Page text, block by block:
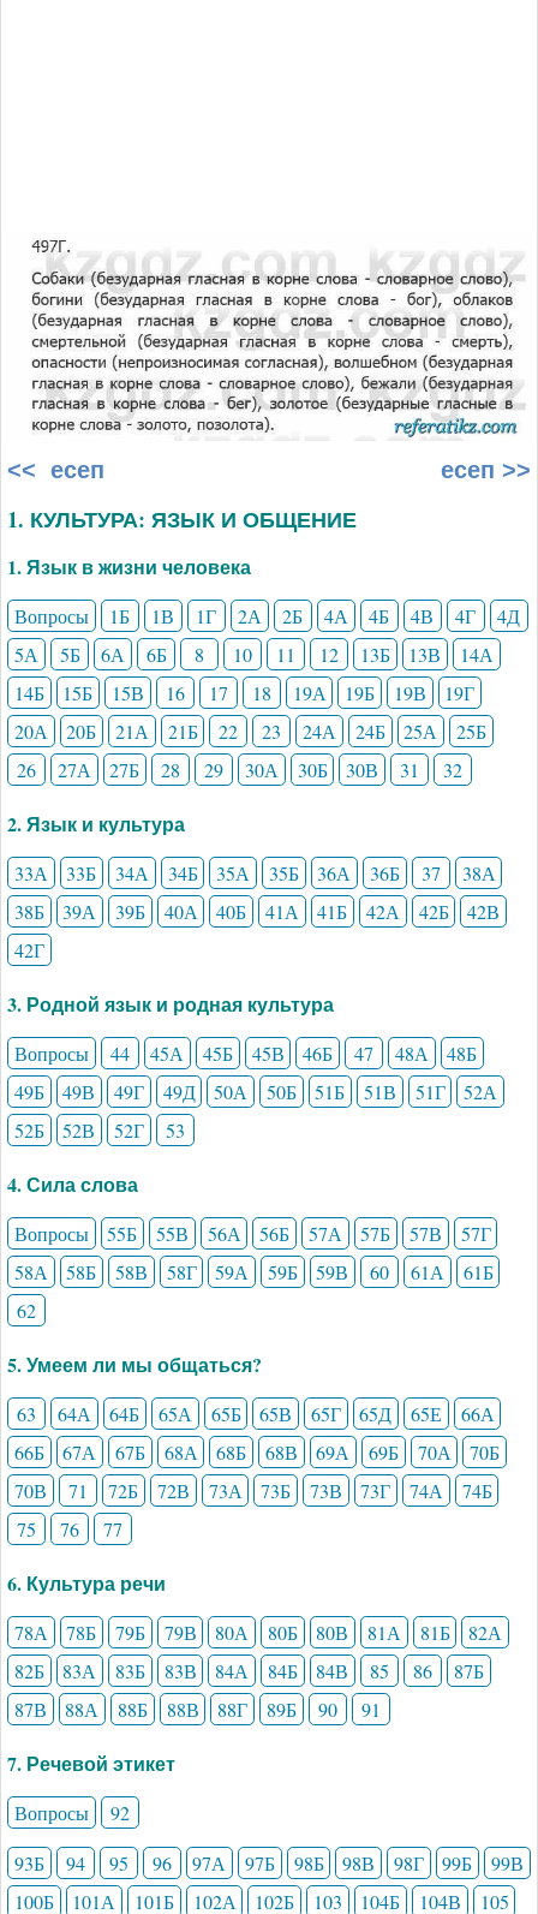
<< есеп есеп >>
1. КУЛЬТУРА: ЯЗЫК И ОБЩЕНИЕ
1. Язык в жизни человека
Вопросы 1Б 1В 1Г 2А 2Б 4А 4Б 4В 4Г
4Д
5А
5Б 6А 6Б 8 10 11 12 13Б 13В
14А
14Б
15Б 15В 16 17 18 19А 19Б 19В
19Г
20А
20Б 21А 21Б 22 23 24А 24Б 25А
25Б
26
27А 27Б 28 29 30А 30Б 30В 31 32
2. Язык и культура
33А 33Б 34А 34Б 35А 35Б 36А 36Б 37
38А
38Б
39А 39Б 40А 40Б 41А 41Б 42А 42Б
42В
42Г
3. Родной язык и родная культура
Вопросы 44 45А 45Б 45В 46Б 47 48А
48Б
49Б
49В 49Г 49Д 50А 50Б 51Б 51В 51Г
52А
52Б
52В 52Г 53
4. Сила слова
Вопросы 55Б 55В 56А 56Б 57А 57Б 57В
57Г
58А
58Б 58В 58Г 59А 59Б 59В 60 61А
61Б
62
5. Умеем ли мы общаться?
63 64А 64Б 65А 65Б 65В 65Г 65Д 65Е
66А
66Б
67А 67Б 68А 68Б 68В 69А 69Б 70А
70Б
70В
71 72Б 72В 73А 73Б 73В 73Г 74А
74Б
75
76 77
6. Культура речи
78А 78Б 79Б 79В 80А 80Б 80В 81А 81Б
82А
82Б
83А 83Б 83В 84А 84Б 84В 85 86
87Б
87В
88А 88Б 88В 88Г 89Б 90 91
7. Речевой этикет
Вопросы
92
93Б
94 95 96 97А 97Б 98Б 98В 98Г 99Б
99В
100Б
101А 101Б 102А 102Б 103 104Б 104В 105